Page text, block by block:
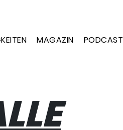
MAGAZIN PODCAST